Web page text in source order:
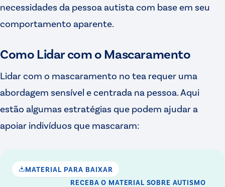
necessidades da pessoa autista com base em seu
comportamento aparente.
Como Lidar com o Mascaramento
Lidar com o mascaramento no tea requer uma
abordagem sensível e centrada na pessoa. Aqui
estão algumas estratégias que podem ajudar a
apoiar indivíduos que mascaram:
MATERIAL PARA BAIXAR
RECEBA O MATERIAL SOBRE AUTISMO